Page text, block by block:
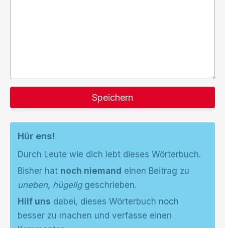
Speichern
Hür ens!
Durch Leute wie dich lebt dieses Wörterbuch.
Bisher hat noch niemand einen Beitrag zu
uneben, hügeliggeschrieben.
Hilf uns dabei, dieses Wörterbuch noch
besser zu machen und verfasse einen